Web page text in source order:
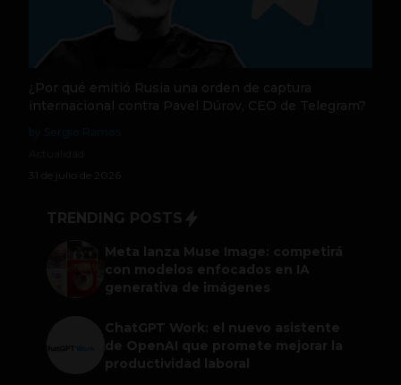
¿Por qué emitió Rusia una orden de captura
internacional contra Pavel Dúrov, CEO de Telegram?
31 de julio de 2026
TRENDING POSTS
Meta lanza Muse Image: competirá
con modelos enfocados en IA
generativa de imágenes
ChatGPT Work: el nuevo asistente
de OpenAI que promete mejorar la
productividad laboral